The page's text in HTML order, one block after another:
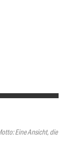
Eine Ansicht, die